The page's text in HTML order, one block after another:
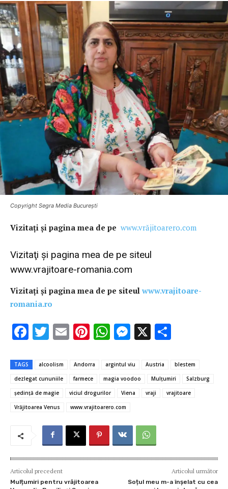
Copyright Segra Media București
Vizitaţi şi pagina mea de pe www.vrăjitoarero.com
Vizitaţi şi pagina mea de pe siteul
www.vrajitoare-romania.com
Vizitaţi şi pagina mea de pe siteul www.vrajitoare-
romania.ro
F
e
b
o
o
T
it
te
r
E
ai
l
Pi
er
es
t
W
at
s
A
p
p
M
se
n
g
X
ta
je
az
TAGS alcoolism Andorra argintul viu Austria
blestem
dezlegat cununiile
farmece magia voodoo Mulţumiri
Salzburg
şedinţă de magie
viciul drogurilor Viena vraji
vrajitoare
Vrăjitoarea Venus
www.vrajitoarero.com
Articolul precedent
Mulțumiri pentru vrăjitoarea
Articolul următor
Soțul meu m-a înșelat cu cea